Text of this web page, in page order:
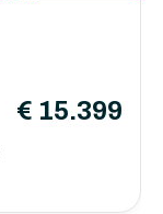
€ 15.399